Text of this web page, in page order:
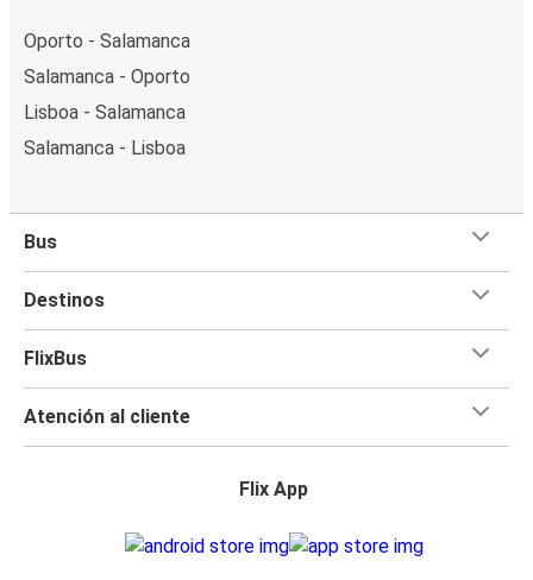
Oporto - Salamanca
Salamanca - Oporto
Lisboa - Salamanca
Salamanca - Lisboa
Bus
Destinos
FlixBus
Atención al cliente
Flix App